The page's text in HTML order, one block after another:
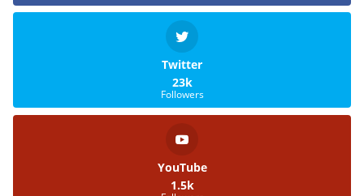
Twitter
23k
Followers
YouTube
1.5k